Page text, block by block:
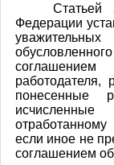
Статьей
Федерации
работодателя,
понесенные
исчисленные
если иное не
соглашением